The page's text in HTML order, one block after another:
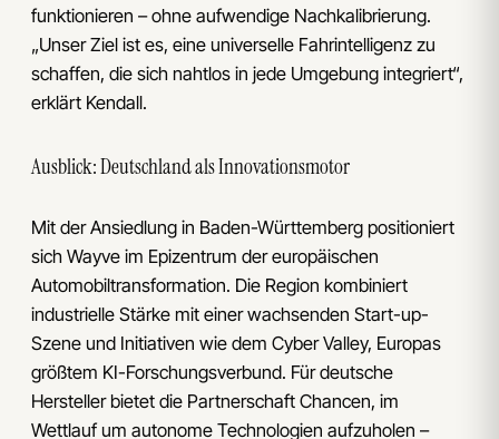
funktionieren – ohne aufwendige Nachkalibrierung.
„Unser Ziel ist es, eine universelle Fahrintelligenz zu
schaffen, die sich nahtlos in jede Umgebung integriert“,
erklärt Kendall.
Ausblick: Deutschland als Innovationsmotor
Mit der Ansiedlung in Baden-Württemberg positioniert
sich Wayve im Epizentrum der europäischen
Automobiltransformation. Die Region kombiniert
industrielle Stärke mit einer wachsenden Start-up-
Szene und Initiativen wie dem Cyber Valley, Europas
größtem KI-Forschungsverbund. Für deutsche
Hersteller bietet die Partnerschaft Chancen, im
Wettlauf um autonome Technologien aufzuholen –